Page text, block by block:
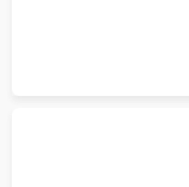
переключения
вздутых